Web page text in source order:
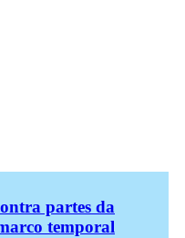
partes da
temporal